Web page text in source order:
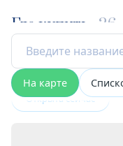
Где купить 26
На карте
Открыта сейчас